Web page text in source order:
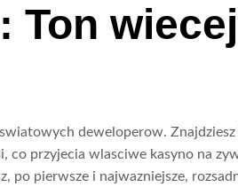
Ton
deweloperow.
przyjecia wlasciwe kasyno na
po pierwsze i najwazniejsze,